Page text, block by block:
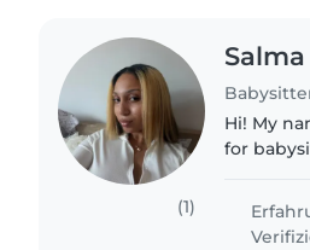
(1)
Salma
Hi! My
for babysitting. I'm a
with